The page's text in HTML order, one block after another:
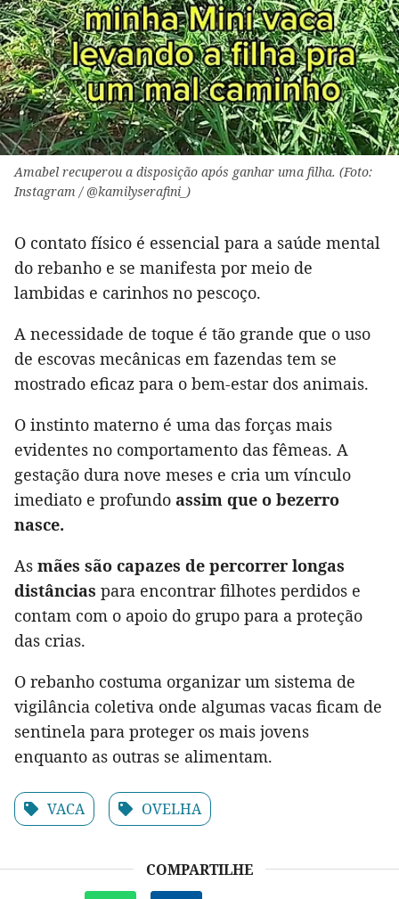
Amabel recuperou a disposição após ganhar uma filha. (Foto:
Instagram / @kamilyserafini_)
O contato físico é essencial para a saúde mental
do rebanho e se manifesta por meio de
lambidas e carinhos no pescoço.
A necessidade de toque é tão grande que o uso
de escovas mecânicas em fazendas tem se
mostrado eficaz para o bem-estar dos animais.
O instinto materno é uma das forças mais
evidentes no comportamento das fêmeas. A
gestação dura nove meses e cria um vínculo
imediato e profundo assim que o bezerro
nasce.
As mães são capazes de percorrer longas
distâncias para encontrar filhotes perdidos e
contam com o apoio do grupo para a proteção
das crias.
O rebanho costuma organizar um sistema de
vigilância coletiva onde algumas vacas ficam de
sentinela para proteger os mais jovens
enquanto as outras se alimentam.
VACA OVELHA
COMPARTILHE